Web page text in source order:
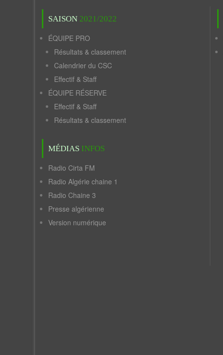
SAISON 2021/2022
ÉQUIPE PRO
Résultats & classement
Calendrier du CSC
Effectif & Staff
ÉQUIPE RÉSERVE
Effectif & Staff
Résultats & classement
MÉDIAS INFOS
Radio Cirta FM
Radio Algérie chaine 1
Radio Chaine 3
Presse algérienne
Version numérique